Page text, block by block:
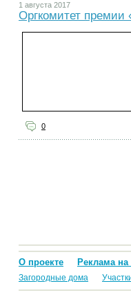
1 августа 2017
Оргкомитет премии
0
О проекте Реклама на
Загородные дома